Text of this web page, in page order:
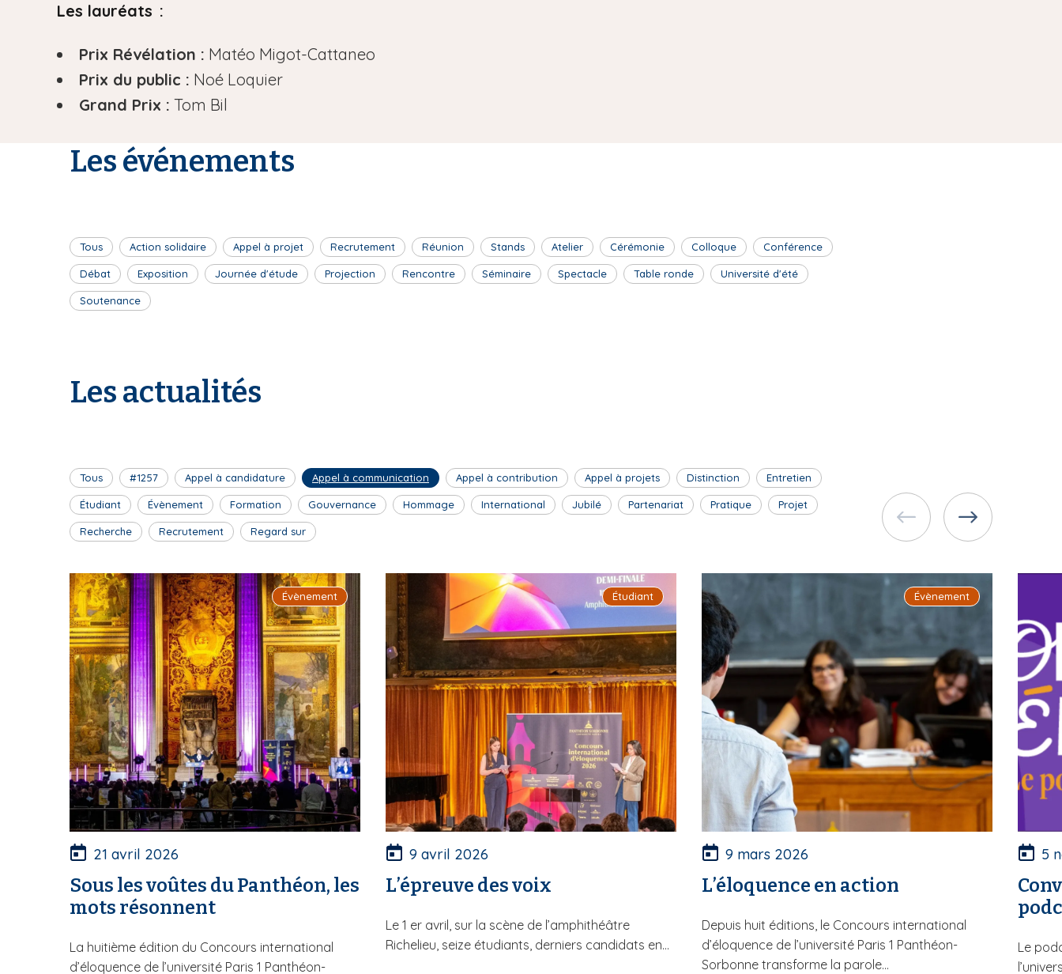
Les lauréats :
Prix Révélation : Matéo Migot-Cattaneo
Prix du public : Noé Loquier
Grand Prix : Tom Bil
Les événements
Tous Action solidaire Appel à projet Recrutement Réunion Stands Atelier Cérémonie Colloque Conférence
Débat Exposition Journée d'étude Projection Rencontre Séminaire Spectacle Table ronde Université d'été
Soutenance
Les actualités
Tous #1257 Appel à candidature Appel à communication Appel à contribution Appel à projets Distinction Entretien
Étudiant Évènement Formation Gouvernance Hommage International Jubilé Partenariat Pratique Projet
Recherche Recrutement Regard sur
Évènement
21 avril 2026
Sous les voûtes du Panthéon, les
mots résonnent
La huitième édition du Concours international
d’éloquence de l’université Paris 1 Panthéon-
Étudiant
9 avril 2026
L’épreuve des voix
Le 1 er avril, sur la scène de l’amphithéâtre
Richelieu, seize étudiants, derniers candidats en...
Évènement
9 mars 2026
L’éloquence en action
Depuis huit éditions, le Concours international
d’éloquence de l’université Paris 1 Panthéon-
Sorbonne transforme la parole...
5
Le